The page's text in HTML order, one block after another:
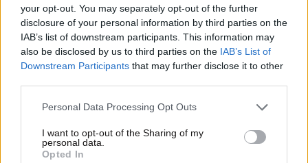
your opt-out. You may separately opt-out of the further
disclosure of your personal information by third parties on the
IAB’s list of downstream participants. This information may
also be disclosed by us to third parties on the IAB’s List of
Downstream Participants that may further disclose it to other
Please note that this website/app uses one or more Google
not limited to your visit or usage behaviour. You may click to
grant or deny consent to Google and its third-party tags to
Personal Data Processing Opt Outs
I want to opt-out of the Sharing of my
personal data.
Opted In
εκπομπών άνθρακα στις λειτουργίες της έως το
2040, η Amazon έχει επενδύσει σε 8 αιολικά και
ηλιακά πάρκα μεγάλης κλίμακας στην Ελλάδα. Μόλις
ολοκληρωθούν, αυτά τα έργα θα παρέχουν
ισοδύναμο περισσότερων από 350.000 ελληνικών
νοικοκυριών ετησίως.